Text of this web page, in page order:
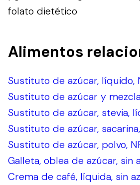
folato dietético
Alimentos
Sustituto de azúcar, líquido,
Sustituto de azúcar y
Sustituto de azúcar, stevia,
Sustituto de azúcar,
Sustituto de azúcar, polvo,
Galleta, oblea de azúcar, sin
Crema de café, líquida, sin